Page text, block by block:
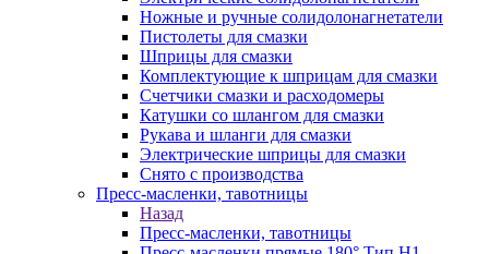
Ножные и ручные солидолонагнетатели
Пистолеты для смазки
Шприцы для смазки
Комплектующие к шприцам для смазки
Счетчики смазки и расходомеры
Катушки со шлангом для смазки
Рукава и шланги для смазки
Электрические шприцы для смазки
Снято с производства
Пресс-масленки, тавотницы
Назад
Пресс-масленки, тавотницы